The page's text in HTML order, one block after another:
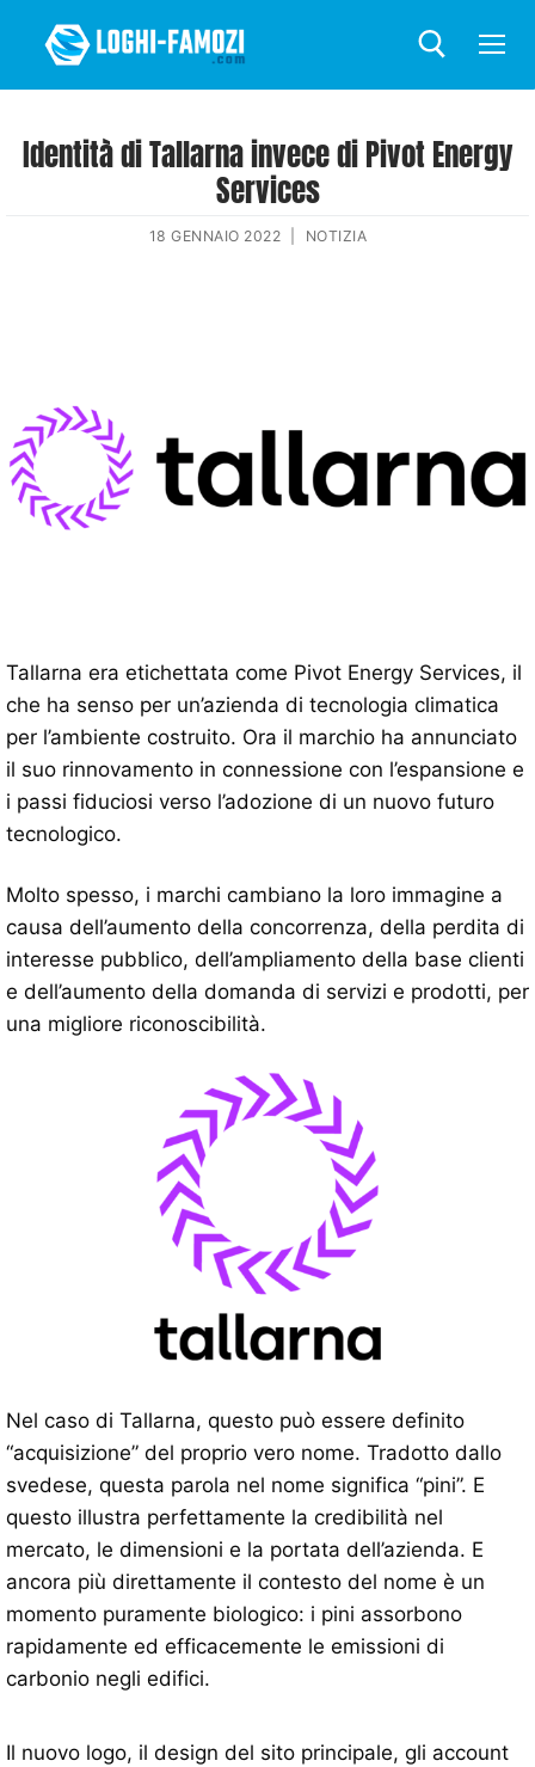
Identità di Tallarna invece di Pivot Energy
Services
18 GENNAIO 2022 NOTIZIA
Tallarna era etichettata come Pivot Energy Services, il
che ha senso per un’azienda di tecnologia climatica
per l’ambiente costruito. Ora il marchio ha annunciato
il suo rinnovamento in connessione con l’espansione e
i passi fiduciosi verso l’adozione di un nuovo futuro
tecnologico.
Molto spesso, i marchi cambiano la loro immagine a
causa dell’aumento della concorrenza, della perdita di
interesse pubblico, dell’ampliamento della base clienti
e dell’aumento della domanda di servizi e prodotti, per
una migliore riconoscibilità.
Nel caso di Tallarna, questo può essere definito
“acquisizione” del proprio vero nome. Tradotto dallo
svedese, questa parola nel nome significa “pini”. E
questo illustra perfettamente la credibilità nel
mercato, le dimensioni e la portata dell’azienda. E
ancora più direttamente il contesto del nome è un
momento puramente biologico: i pini assorbono
rapidamente ed efficacemente le emissioni di
carbonio negli edifici.
Il nuovo logo, il design del sito principale, gli account